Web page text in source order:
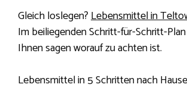
Gleich loslegen?Lebensmittel in
Im beiliegenden Schritt-für-Schritt-
Ihnen sagen worauf zu achten ist.
Lebensmittel in 5 Schritten nach